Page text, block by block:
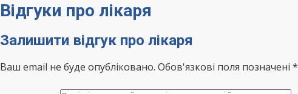
Відгуки про лікаря
Залишити відгук про лікаря
Ваш email не буде опубліковано. Обов'язкові поля позначені *